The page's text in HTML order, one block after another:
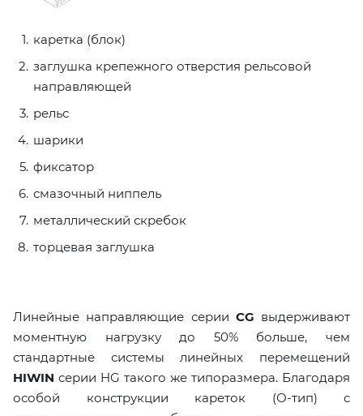
каретка (блок)
заглушка крепежного отверстия рельсовой
направляющей
рельс
шарики
фиксатор
смазочный ниппель
металлический скребок
торцевая заглушка
Линейные направляющие серии CG выдерживают
моментную нагрузку до 50% больше, чем
стандартные системы линейных перемещений
HIWIN серии HG такого же типоразмера. Благодаря
особой конструкции кареток (О-тип) с